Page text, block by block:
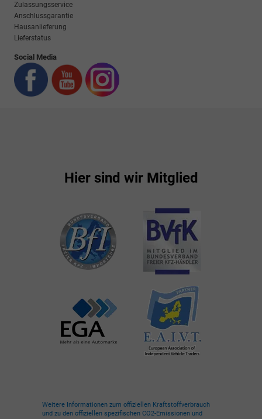
Zulassungsservice
Anschlussgarantie
Hausanlieferung
Lieferstatus
Social Media
Hier sind wir Mitglied
Weitere Informationen zum offiziellen Kraftstoffverbrauch
und zu den offiziellen spezifischen CO2-Emissionen und